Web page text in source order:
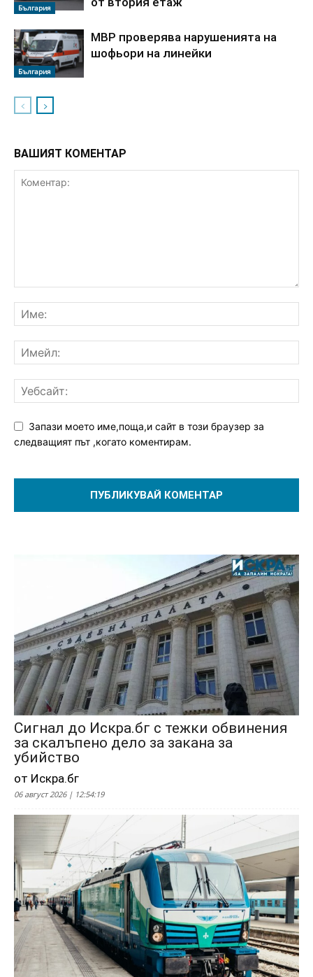
България
България
МВР проверява нарушенията на
шофьори на линейки
ВАШИЯТ КОМЕНТАР
Запази моето име,поща,и сайт в този браузер за
следващият път ,когато коментирам.
Сигнал до Искра.бг с тежки обвинения
за скалъпено дело за закана за
убийство
от Искра.бг
06 август 2026 | 12:54:19